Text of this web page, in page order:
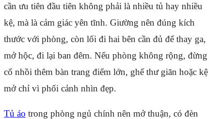
cần ưu tiên đầu tiên không phải là nhiều tủ hay nhiều
kệ, mà là cảm giác yên tĩnh. Giường nên đúng kích
thước với phòng, còn lối đi hai bên cần đủ để thay ga,
mở hộc, đi lại ban đêm. Nếu phòng không rộng, đừng
cố nhồi thêm bàn trang điểm lớn, ghế thư giãn hoặc kệ
mở chỉ vì phối cảnh nhìn đẹp.
Tủ áo trong phòng ngủ chính nên mở thuận, có đèn